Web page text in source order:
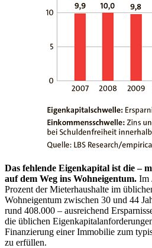
Das fehlende Eigenkapital ist die –
auf dem Weg ins Wohneigentum. Im
Prozent der Mieterhaushalte im
Wohneigentum zwischen 30 und 44
rund 408.000 – ausreichend
die üblichen
Finanzierung einer Immobilie zum
zu erfüllen.